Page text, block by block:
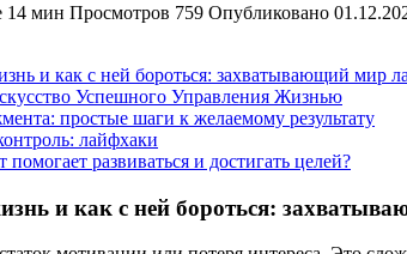
14 мин Просмотров 759 Опубликовано
и как с ней бороться: захватывающий мир
Успешного Управления Жизнью
простые шаги к желаемому результату
лайфхаки
развиваться и достигать целей?
и как с ней бороться: